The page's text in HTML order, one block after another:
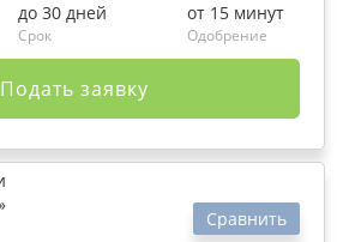
до 30 дней
Срок
от 15 минут
Одобрение
Подать заявку
Сравнить